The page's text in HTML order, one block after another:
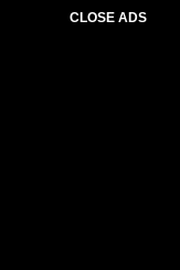
CLOSE ADS